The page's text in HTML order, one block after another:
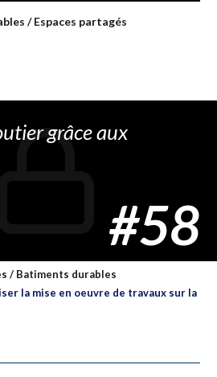
/ Espaces partagés
grâce aux
#58
/ Batiments durables
la mise en oeuvre de travaux sur la